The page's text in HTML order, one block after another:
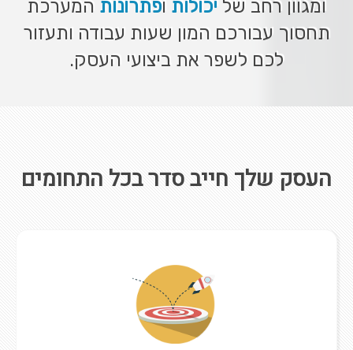
ומגוון רחב של יכולות ופתרונות המערכת
תחסוך עבורכם המון שעות עבודה ותעזור
לכם לשפר את ביצועי העסק.
העסק שלך חייב סדר בכל התחומים